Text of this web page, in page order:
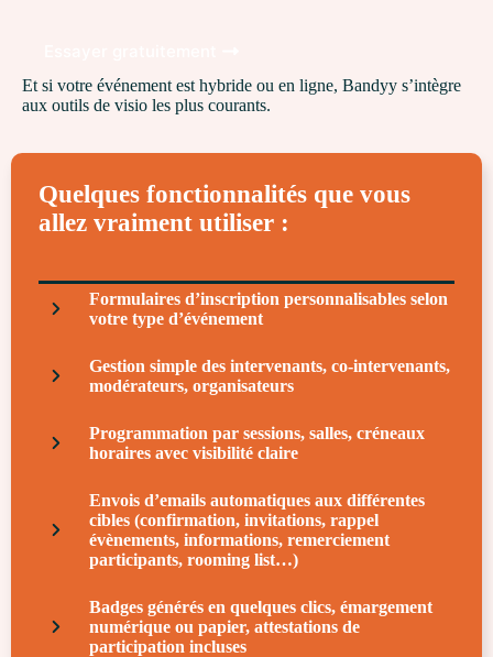
Et si votre événement est hybride ou en ligne, Bandyy s’intègre
aux outils de visio les plus courants.
Quelques fonctionnalités que vous
allez vraiment utiliser :
Formulaires d’inscription personnalisables selon
votre type d’événement
Gestion simple des intervenants, co-intervenants,
modérateurs, organisateurs
Programmation par sessions, salles, créneaux
horaires avec visibilité claire
Envois d’emails automatiques aux différentes
cibles (confirmation, invitations, rappel
évènements, informations, remerciement
participants, rooming list…)
Badges générés en quelques clics, émargement
numérique ou papier, attestations de
participation incluses